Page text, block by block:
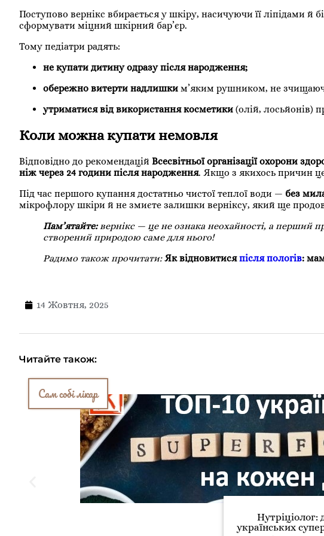
Поступово вернікс вбирається у шкіру, насичуючи її ліпідами
сформувати міцний шкірний бар’єр.
Тому педіатри радять:
не купати дитину одразу після народження;
обережно витерти надлишки м’яким рушником, не
утриматися від використання косметики (олій, лосьйонів)
Коли можна купати немовля
Відповідно до рекомендацій Всесвітньої організації охорони
ніж через 24 години після народження. Якщо з якихось причин
Під час першого купання достатньо чистої теплої води — без
мікрофлору шкіри й не змиєте залишки верніксу, який ще
Пам’ятайте:вернікс — це не ознака неохайності, а
створений природою саме для нього!
Радимо також прочитати:Як відновитисяпісля пологів:
14 Жовтня, 2025
Читайте також:
Сам собі лікар
Нутріціолог:
українських